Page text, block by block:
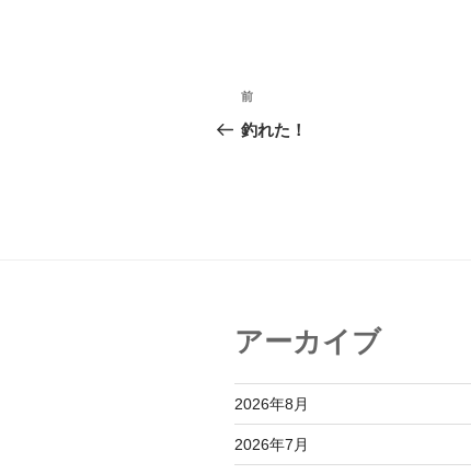
投
稿
シ
ョ
ン
前
の
前
釣れた！
アーカイブ
2026年8月
2026年7月